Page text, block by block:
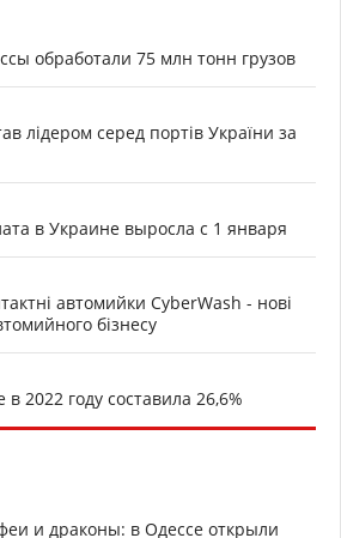
обработали 75 млн тонн грузов
лідером серед портів України за
в Украине выросла с 1 января
автомийки CyberWash - нові
бізнесу
2022 году составила 26,6%
и драконы: в Одессе открыли